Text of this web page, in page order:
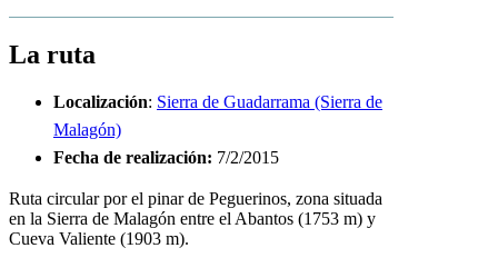
La ruta
Localización: Sierra de Guadarrama (Sierra de
Malagón)
Fecha de realización: 7/2/2015
Ruta circular por el pinar de Peguerinos, zona situada
en la Sierra de Malagón entre el Abantos (1753 m) y
Cueva Valiente (1903 m).